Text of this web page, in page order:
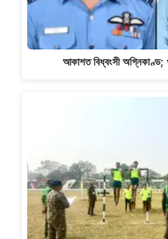
আকাশত বিধ্বংসী অগ্নিকাণ্ড;